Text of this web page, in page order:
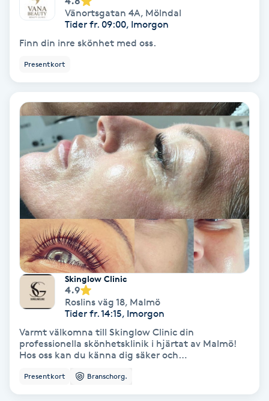
Huduppstramning
Hudvård
Hyperhidros
Hypnos
Hårborttagning
Hårbottenbehandling
Hårförlängning
Hårvård
Hälsa
Hälsprickor
Idrottsmassage
Vänortsgatan 4A, Mölndal
Tider fr. 09:00, Imorgon
Finn din inre skönhet med oss.
Presentkort
Skinglow Clinic
4.9
Roslins väg 18, Malmö
Tider fr. 14:15, Imorgon
Varmt välkomna till Skinglow Clinic din
professionella skönhetsklinik i hjärtat av Malmö!
Hos oss kan du känna dig säker och
hud och bryn specialister med års erfarenhet inom
Presentkort Branschorg.